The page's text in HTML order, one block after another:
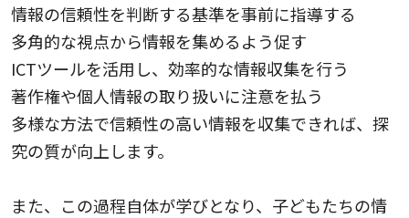
情報の信頼性を判断する基準を事前に指導する
多角的な視点から情報を集めるよう促す
ICTツールを活用し、効率的な情報収集を行う
著作権や個人情報の取り扱いに注意を払う
多様な方法で信頼性の高い情報を収集できれば、探
究の質が向上します。
また、この過程自体が学びとなり、子どもたちの情